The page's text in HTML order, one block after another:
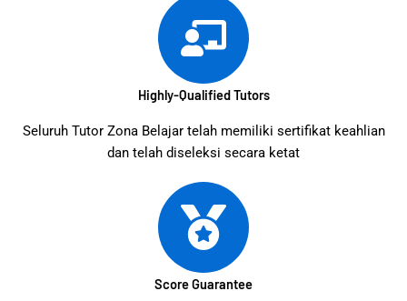
Highly-Qualified Tutors
Seluruh Tutor Zona Belajar telah memiliki sertifikat keahlian
dan telah diseleksi secara ketat
Score Guarantee